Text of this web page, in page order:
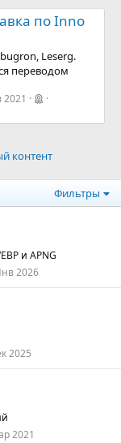
по Inno
Leserg.
переводом
контент
Фильтры
и APNG
2026
2025
2021